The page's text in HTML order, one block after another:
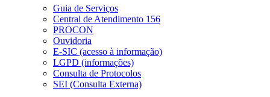
Guia de Serviços
Central de Atendimento 156
PROCON
Ouvidoria
E-SIC (acesso à informação)
LGPD (informações)
Consulta de Protocolos
SEI (Consulta Externa)